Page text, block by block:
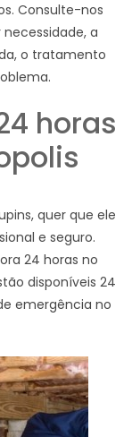
Consulte-nos
a
o tratamento
horas
quer que ele
e seguro.
24 horas no
disponíveis 24
emergência no